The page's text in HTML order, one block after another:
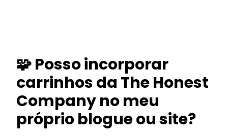
🧩 Posso incorporar
carrinhos da The Honest
Company no meu
próprio blogue ou site?